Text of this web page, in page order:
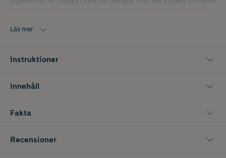
vara utan att kompromissa med prestanda.
Läs mer
Instruktioner
Innehåll
Fakta
Recensioner